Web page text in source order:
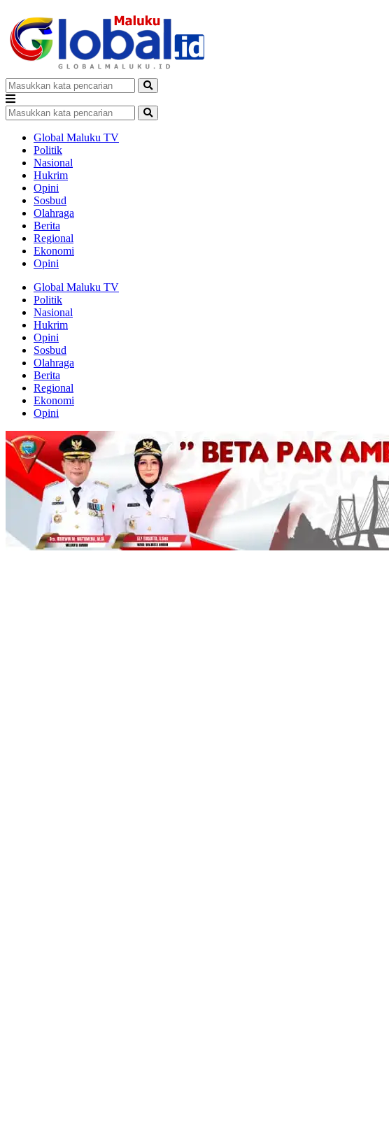
Global Maluku TV
Politik
Nasional
Hukrim
Opini
Sosbud
Olahraga
Berita
Regional
Ekonomi
Opini
Global Maluku TV
Politik
Nasional
Hukrim
Opini
Sosbud
Olahraga
Berita
Regional
Ekonomi
Opini